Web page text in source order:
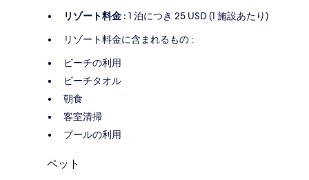
リゾート料金 : 1 泊につき 25 USD (1 施設あたり)
リゾート料金に含まれるもの :
ビーチの利用
ビーチタオル
朝食
客室清掃
プールの利用
ペット